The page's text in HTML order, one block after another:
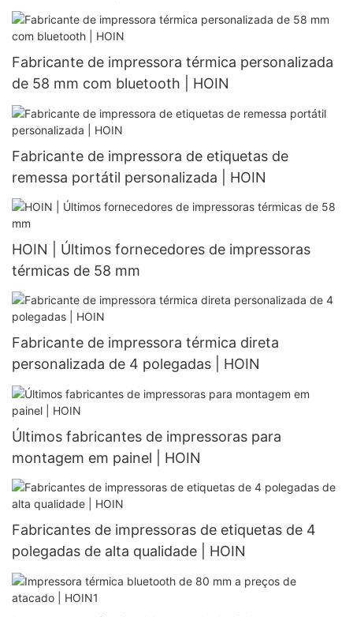
Fabricante de impressora térmica personalizada
de 58 mm com bluetooth | HOIN
Fabricante de impressora de etiquetas de
remessa portátil personalizada | HOIN
HOIN | Últimos fornecedores de impressoras
térmicas de 58 mm
Fabricante de impressora térmica direta
personalizada de 4 polegadas | HOIN
Últimos fabricantes de impressoras para
montagem em painel | HOIN
Fabricantes de impressoras de etiquetas de 4
polegadas de alta qualidade | HOIN